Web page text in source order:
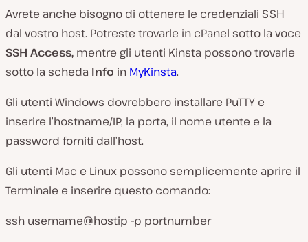
Avrete anche bisogno di ottenere le credenziali SSH
dal vostro host. Potreste trovarle in cPanel sotto la voce
SSH Access, mentre gli utenti Kinsta possono trovarle
sotto la scheda Info in MyKinsta.
Gli utenti Windows dovrebbero installare PuTTY e
inserire l’hostname/IP, la porta, il nome utente e la
password forniti dall’host.
Gli utenti Mac e Linux possono semplicemente aprire il
Terminale e inserire questo comando:
ssh username@hostip -p portnumber